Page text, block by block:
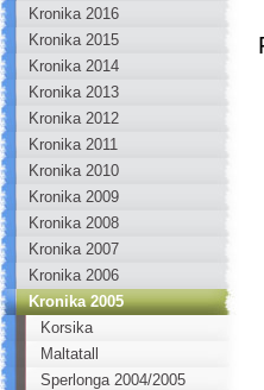
Kronika 2016
Kronika 2015
Kronika 2014
Kronika 2013
Kronika 2012
Kronika 2011
Kronika 2010
Kronika 2009
Kronika 2008
Kronika 2007
Kronika 2006
Kronika 2005
Korsika
Maltatall
Sperlonga 2004/2005